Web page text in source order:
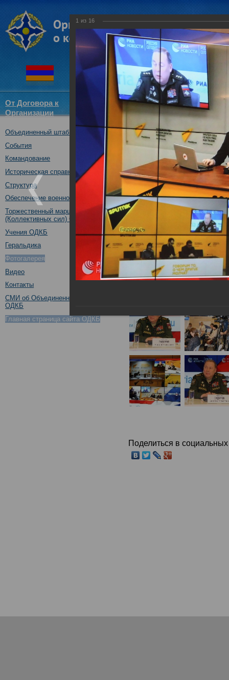
От Договора к
Организации
Структура
ОДКБ
Новости
Объединенный штаб ОДКБ
События
Командование
Историческая справка
Структура
Обеспечение военной безопасности
Торжественный марш Войск
(Коллективных сил) ОДКБ
Учения ОДКБ
Геральдика
Фотогалерея
Видео
Контакты
СМИ об Объединенном штабе
ОДКБ
Главная страница сайта ОДКБ
Брифинг начальника
Анатолия Сидорова об
коллективных сил за
06.02.2019
06.02.2019
Поделиться в социальных
1 из 16